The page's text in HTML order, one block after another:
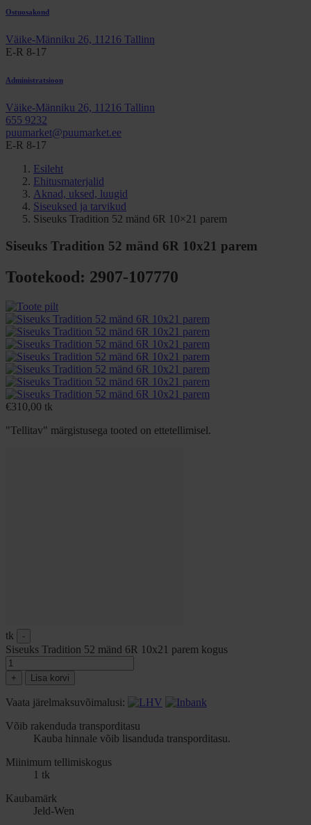
Ostuosakond
Väike-Männiku 26, 11216 Tallinn
E-R 8-17
Administratsioon
Väike-Männiku 26, 11216 Tallinn
655 9232
puumarket@puumarket.ee
E-R 8-17
Esileht
Ehitusmaterjalid
Aknad, uksed, luugid
Siseuksed ja tarvikud
Siseuks Tradition 52 mänd 6R 10×21 parem
Siseuks Tradition 52 mänd 6R 10x21 parem
Tootekood: 2907-107770
€310,00 tk
"Tellitav" märgistusega tooted on ettetellimisel.
tk -
Siseuks Tradition 52 mänd 6R 10x21 parem kogus
+ Lisa korvi
Vaata järelmaksuvõimalusi:
Võib rakenduda transporditasu
Kauba hinnale võib lisanduda transporditasu.
Miinimum tellimiskogus
1 tk
Kaubamärk
Jeld-Wen